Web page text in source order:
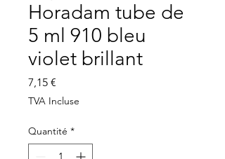
Horadam tube de
5 ml 910 bleu
violet brillant
7,15 €
TVA Incluse
Quantité *